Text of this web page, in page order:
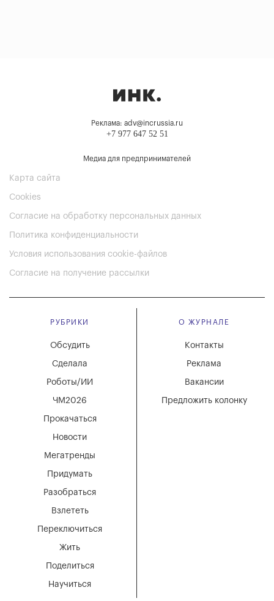
Реклама: adv@incrussia.ru
+7 977 647 52 51
Медиа для предпринимателей
Карта сайта
Cookies
Согласие на обработку персональных данных
Политика конфиденциальности
Условия использования cookie-файлов
Согласие на получение рассылки
РУБРИКИ
Мегатренды
Придумать
Разобраться
Взлететь
Новости
Переключиться
Жить
Поделиться
Научиться
Обсудить
Сделала
Роботы/ИИ
ЧМ2026
Прокачаться
О ЖУРНАЛЕ
Вакансии
Реклама
Контакты
Предложить колонку